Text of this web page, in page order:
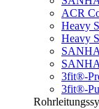
ACR
Heavy
Heavy
3fit®-
3fit®-